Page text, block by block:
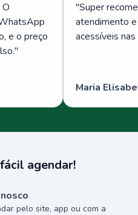
e o preço
"
"Super
atendimento
acessíveis
Maria
agendar!
pelo site, app ou com a